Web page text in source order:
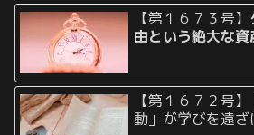
【第１６７３号】
由という絶大な資
【第１６７２号
動」が学びを遠